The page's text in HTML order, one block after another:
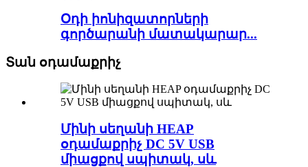
Օդի իոնիզատորների
գործարանի մատակարար...
Տան օդամաքրիչ
Մինի սեղանի HEAP
օդամաքրիչ DC 5V USB
միացքով սպիտակ, սև